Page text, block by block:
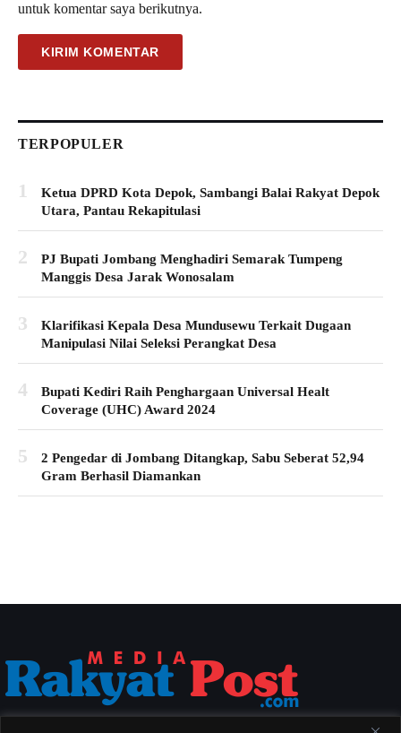
untuk komentar saya berikutnya.
TERPOPULER
1
Ketua DPRD Kota Depok, Sambangi Balai Rakyat Depok
Utara, Pantau Rekapitulasi
2
PJ Bupati Jombang Menghadiri Semarak Tumpeng
Manggis Desa Jarak Wonosalam
3
Klarifikasi Kepala Desa Mundusewu Terkait Dugaan
Manipulasi Nilai Seleksi Perangkat Desa
4
Bupati Kediri Raih Penghargaan Universal Healt
Coverage (UHC) Award 2024
5
2 Pengedar di Jombang Ditangkap, Sabu Seberat 52,94
Gram Berhasil Diamankan